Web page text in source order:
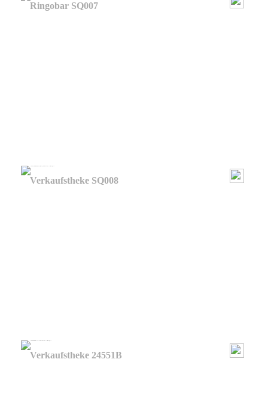
Ringobar SQ007
Verkaufstheke SQ008
Verkaufstheke 24551B